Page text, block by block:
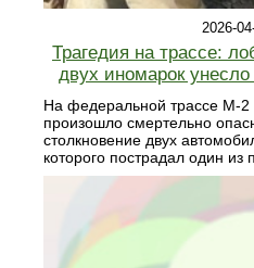
2026-
Трагедия на трассе:
двух иномарок унесло
На федеральной трассе М-2
произошло смертельно
столкновение двух
которого пострадал один из